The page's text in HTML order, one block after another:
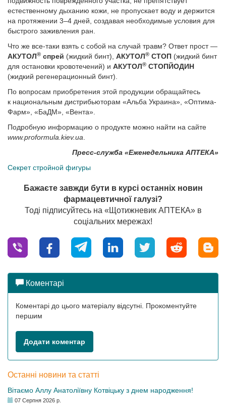
естественному дыханию кожи, не пропускает воду и держится
на протяжении 3–4 дней, создавая необходимые условия для
быстрого заживления ран.
Что же все-таки взять с собой на случай травм? Ответ прост —
АКУТОЛ® спрей (жидкий бинт), АКУТОЛ® СТОП (жидкий бинт
для остановки кровотечений) и АКУТОЛ® СТОП­ЙОДИН
(жидкий регенерационный бинт).
По вопросам приобретения этой продукции обращайтесь
к национальным дистрибьюторам «Альба Украина», «Оптима-
Фарм», «БаДМ», «Вента».
Подробную информацию о продукте можно найти на сайте
www.proformula.kiev.ua
Пресс-служба «Еженедельника АПТЕКА»
Секрет стройной фигуры
Бажаєте завжди бути в курсі останніх новин
фармацевтичної галузі?
Тоді підписуйтесь на «Щотижневик АПТЕКА» в
соціальних мережах!
Коментарі
Коментарі до цього матеріалу відсутні. Прокоментуйте
першим
Додати коментар
Останні новини та статті
Вітаємо Аллу Анатоліївну Котвіцьку з днем народження!
07 Серпня 2026 р.